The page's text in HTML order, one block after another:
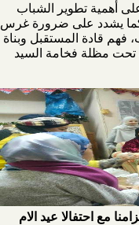
أهمية تطوير الشباب
كما يشدد على ضرورة غرس
قادة المستقبل وبناة
تحت مظلة فخامة السيد
مع احتفالا عيد الام